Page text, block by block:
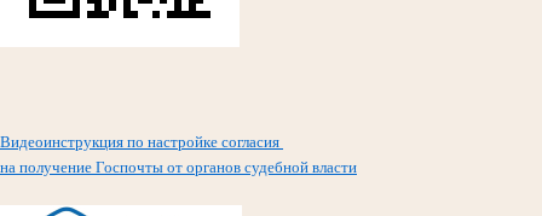
Видеоинструкция по настройке согласия
на получение Госпочты от органов судебной власти